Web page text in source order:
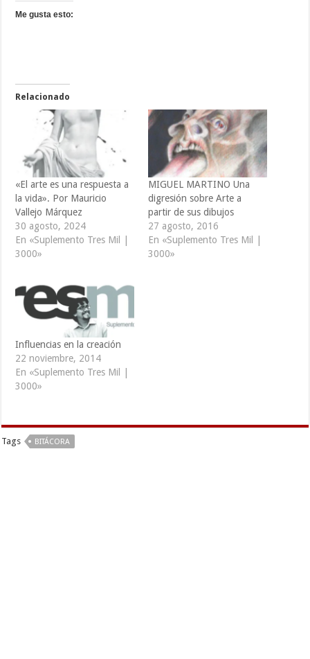
Me gusta esto:
Relacionado
«El arte es una respuesta a
la vida». Por Mauricio
Vallejo Márquez
30 agosto, 2024
En «Suplemento Tres Mil |
3000»
MIGUEL MARTINO Una
digresión sobre Arte a
partir de sus dibujos
27 agosto, 2016
En «Suplemento Tres Mil |
3000»
Influencias en la creación
22 noviembre, 2014
En «Suplemento Tres Mil |
3000»
Tags BITÁCORA